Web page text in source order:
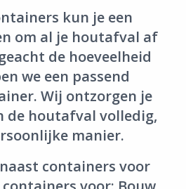
kun je een
om al je houtafval af
de hoeveelheid
we een passend
Wij ontzorgen je
de houtafval volledig,
manier.
containers voor